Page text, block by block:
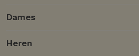
Dames
Heren